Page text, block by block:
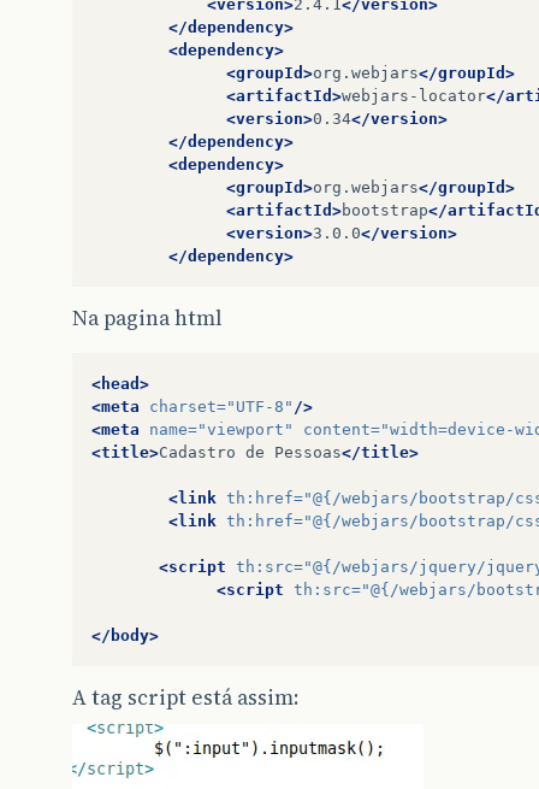
<version>2.4.1</version>
</dependency>
<dependency>
<groupId>org.webjars</groupId>
<artifactId>webjars-locator</
<version>0.34</version>
</dependency>
<dependency>
<groupId>org.webjars</groupId>
<artifactId>bootstrap</
<version>3.0.0</version>
</dependency>
Na pagina html
<head>
<meta
charset="UTF-8" />
<meta
name="viewport" content="width=device-
<title>Cadastro de Pessoas</title>
<link th:href="@{/webjars/bootstrap/
<link th:href="@{/webjars/bootstrap/
<script th:src="@{/webjars/jquery/
<script th:src="@{/webjars/
</body>
A tag script está assim: